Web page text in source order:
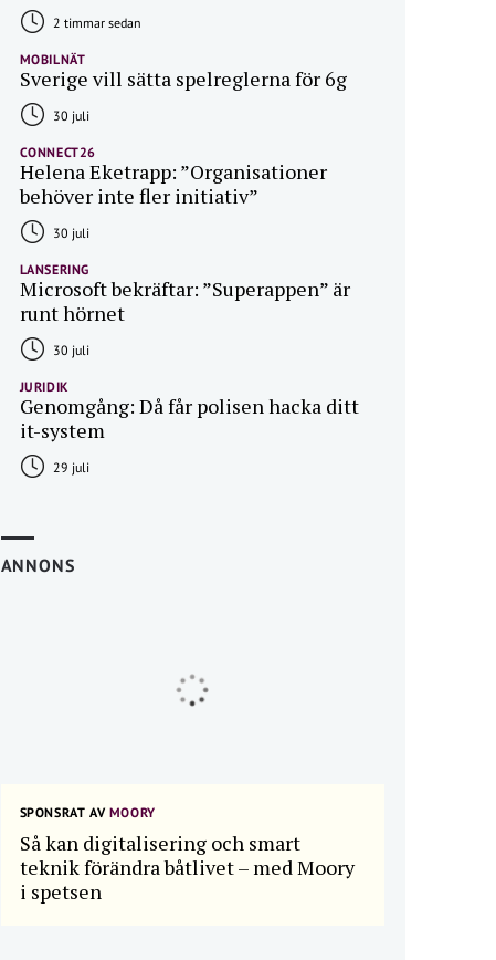
2 timmar sedan
MOBILNÄT
Sverige vill sätta spelreglerna för 6g
30 juli
CONNECT26
Helena Eketrapp: ”Organisationer
behöver inte fler initiativ”
30 juli
LANSERING
Microsoft bekräftar: ”Superappen” är
runt hörnet
30 juli
JURIDIK
Genomgång: Då får polisen hacka ditt
it-system
29 juli
ANNONS
SPONSRAT AVMOORY
Så kan digitalisering och smart
teknik förändra båtlivet – med Moory
i spetsen